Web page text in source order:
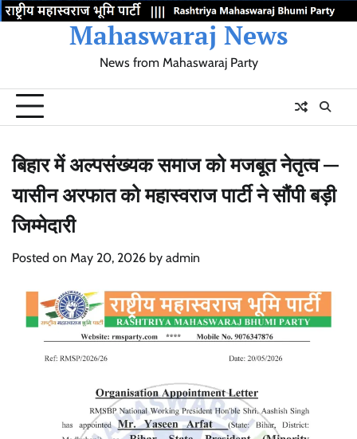
Skip
Mahaswaraj News
News from Mahaswaraj Party
HomeElection
Movement
Mumbai
Maharashtra
Gujarat
LatestAboutBirthday
बिहार में अल्पसंख्यक समाज को मजबूत नेतृत्व —
यासीन अरफात को महास्वराज पार्टी ने सौंपी बड़ी
जिम्मेदारी
Posted on May 20, 2026 by admin